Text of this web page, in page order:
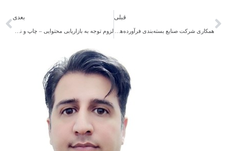
قبلی
همکاری شرکت صنایع بسته‌بندی فرآورده‌های لبنی پگاه با…
بعدی
لزوم توجه به بازاریابی محتوایی – چاپ و نشر آنلاین